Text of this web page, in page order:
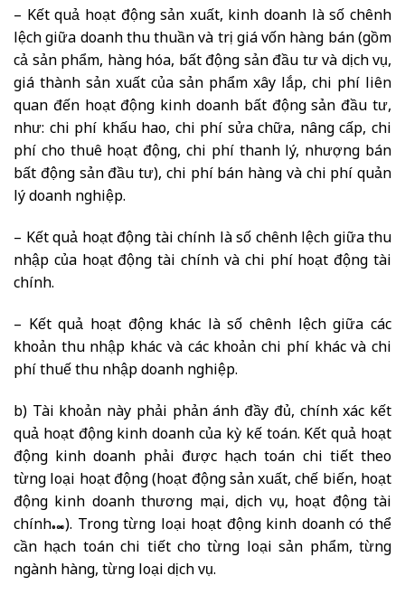
– Kết quả hoạt động sản xuất, kinh doanh là số chênh
lệch giữa doanh thu thuần và trị giá vốn hàng bán (gồm
cả sản phẩm, hàng hóa, bất động sản đầu tư và dịch vụ,
giá thành sản xuất của sản phẩm xây lắp, chi phí liên
quan đến hoạt động kinh doanh bất động sản đầu tư,
như: chi phí khấu hao, chi phí sửa chữa, nâng cấp, chi
phí cho thuê hoạt động, chi phí thanh lý, nhượng bán
bất động sản đầu tư), chi phí bán hàng và chi phí quản
lý doanh nghiệp.
– Kết quả hoạt động tài chính là số chênh lệch giữa thu
nhập của hoạt động tài chính và chi phí hoạt động tài
chính.
– Kết quả hoạt động khác là số chênh lệch giữa các
khoản thu nhập khác và các khoản chi phí khác và chi
phí thuế thu nhập doanh nghiệp.
b) Tài khoản này phải phản ánh đầy đủ, chính xác kết
quả hoạt động kinh doanh của kỳ kế toán. Kết quả hoạt
động kinh doanh phải được hạch toán chi tiết theo
từng loại hoạt động (hoạt động sản xuất, chế biến, hoạt
động kinh doanh thương mại, dịch vụ, hoạt động tài
chính…). Trong từng loại hoạt động kinh doanh có thể
cần hạch toán chi tiết cho từng loại sản phẩm, từng
ngành hàng, từng loại dịch vụ.